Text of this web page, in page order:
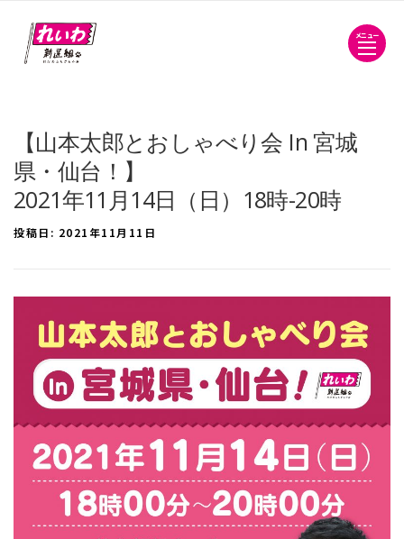
メニュー
【山本太郎とおしゃべり会 In 宮城
県・仙台！】
2021年11月14日（日）18時-20時
投稿日: 2021年11月11日